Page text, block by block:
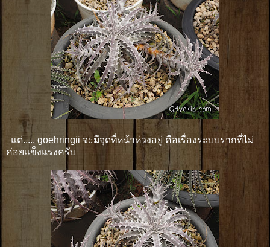
แต่..... goehringii จะมีจุดที่หน้าห่วงอยู่ คือเรื่องระบบรากที่ไม่
ค่อยเเข็งแรงครับ